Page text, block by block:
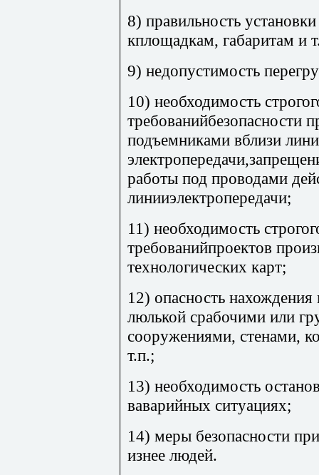
8) правильность
кплощадкам, габаритам и
9) недопустимость
10) необходимость
требованийбезопасности
подъемниками вблизи
работы под проводами
линииэлектропередачи;
11) необходимость
требованийпроектов
технологических карт;
12) опасность
люлькой срабочими или
сооружениями, стенами,
т.п.;
13) необходимость
ваварийных ситуациях;
14) меры безопасности
изнее людей.